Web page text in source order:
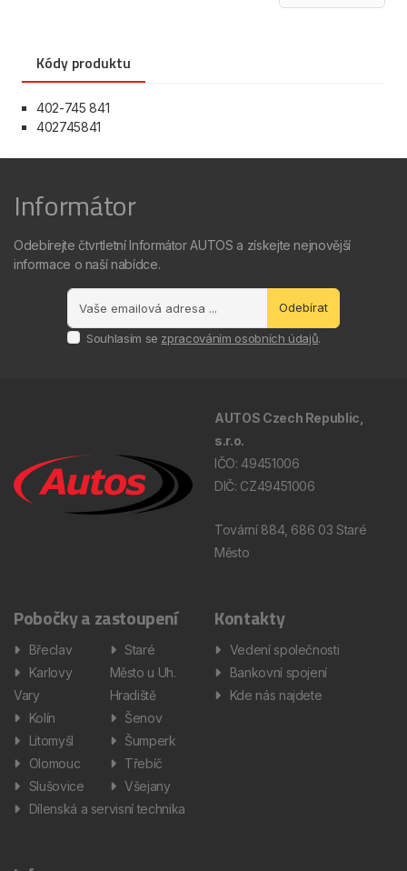
Kódy produktu
402-745 841
402745841
Informátor
Odebírejte čtvrtletní Informátor AUTOS a získejte nejnovější
informace o naší nabídce.
Odebírat
Souhlasím se zpracováním osobních údajů.
AUTOS Czech Republic,
s.r.o.
IČO: 49451006
DIČ: CZ49451006
Tovární 884, 686 03 Staré
Město
Pobočky a zastoupení
Břeclav
Karlovy
Vary
Kolín
Litomyšl
Olomouc
Slušovice
Staré
Město u Uh.
Hradiště
Šenov
Šumperk
Třebíč
Všejany
Dílenská a servisní technika
Kontakty
Vedení společnosti
Bankovní spojení
Kde nás najdete